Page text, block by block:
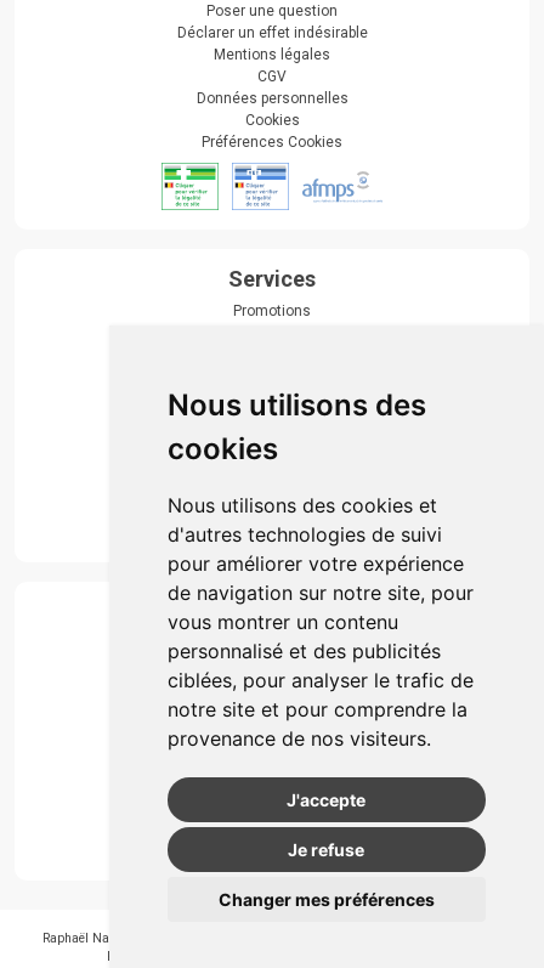
Nous utilisons des
cookies
Nous utilisons des cookies et
d'autres technologies de suivi
pour améliorer votre expérience
de navigation sur notre site, pour
vous montrer un contenu
personnalisé et des publicités
ciblées, pour analyser le trafic de
notre site et pour comprendre la
provenance de nos visiteurs.
J'accepte
Je refuse
Changer mes préférences
Poser une question
Déclarer un effet indésirable
Mentions légales
CGV
Données personnelles
Cookies
Préférences Cookies
Services
Promotions
Actualités & conseils
Événements
Marques
Suivez-nous
Paiement
Simple, rapide et 100% sécurisé
Retrait & Livriason
Retrait en automate ou Locker
Livraison chez vous
Raphaël Nahon